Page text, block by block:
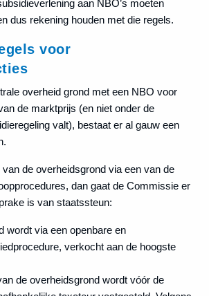
aan NBO’s moeten
dus rekening houden met die regels.
voor
overheid grond met een NBO voor
de marktprijs (en niet onder de
valt), bestaat er al gauw een
de overheidsgrond via een van de
dan gaat de Commissie er
is van staatssteun:
wordt via een openbare en
verkocht aan de hoogste
de overheidsgrond wordt vóór de